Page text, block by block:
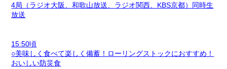
4局（ラジオ大阪、和歌山放送、ラジオ関西、KBS京都）同時生
放送
15:50頃
○美味しく食べて楽しく備蓄！ローリングストックにおすすめ！
おいしい防災食